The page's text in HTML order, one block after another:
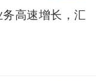
高速增长，汇